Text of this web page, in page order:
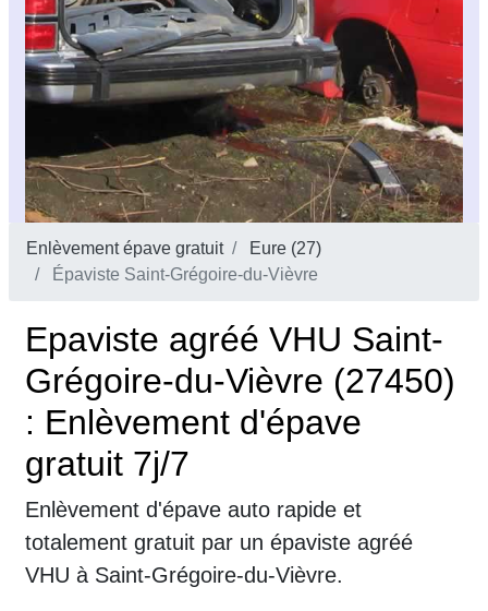
Enlèvement épave gratuit
Eure (27)
Épaviste Saint-Grégoire-du-Vièvre
Epaviste agréé VHU Saint-
Grégoire-du-Vièvre (27450)
: Enlèvement d'épave
gratuit 7j/7
Enlèvement d'épave auto rapide et
totalement gratuit par un épaviste agréé
VHU à Saint-Grégoire-du-Vièvre.